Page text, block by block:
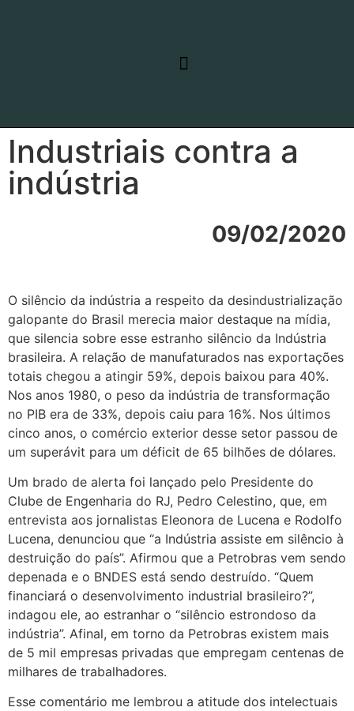
Industriais contra a
indústria
09/02/2020
O silêncio da indústria a respeito da desindustrialização
galopante do Brasil merecia maior destaque na mídia,
que silencia sobre esse estranho silêncio da Indústria
brasileira. A relação de manufaturados nas exportações
totais chegou a atingir 59%, depois baixou para 40%.
Nos anos 1980, o peso da indústria de transformação
no PIB era de 33%, depois caiu para 16%. Nos últimos
cinco anos, o comércio exterior desse setor passou de
um superávit para um déficit de 65 bilhões de dólares.
Um brado de alerta foi lançado pelo Presidente do
Clube de Engenharia do RJ, Pedro Celestino, que, em
entrevista aos jornalistas Eleonora de Lucena e Rodolfo
Lucena, denunciou que “a Indústria assiste em silêncio à
destruição do país”. Afirmou que a Petrobras vem sendo
depenada e o BNDES está sendo destruído. “Quem
financiará o desenvolvimento industrial brasileiro?”,
indagou ele, ao estranhar o “silêncio estrondoso da
indústria”. Afinal, em torno da Petrobras existem mais
de 5 mil empresas privadas que empregam centenas de
milhares de trabalhadores.
Esse comentário me lembrou a atitude dos intelectuais